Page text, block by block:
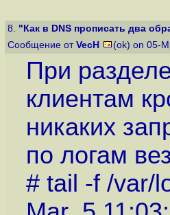
8. "Как в DNS прописать два
Сообщение от VecH (ok) on 05-
При
клиентам
никаких
по логам
# tail -f /var/